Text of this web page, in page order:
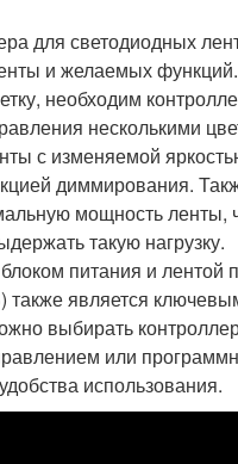
для светодиодных
и желаемых
необходим
несколькими
с изменяемой
диммирования.
мощность ленты,
такую нагрузку.
питания и лентой
является
выбирать
или
использования.